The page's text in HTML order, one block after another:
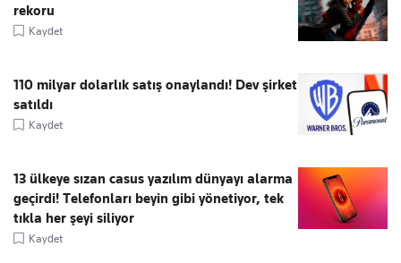
rekoru
Kaydet
110 milyar dolarlık satış onaylandı! Dev şirket
satıldı
Kaydet
13 ülkeye sızan casus yazılım dünyayı alarma
geçirdi! Telefonları beyin gibi yönetiyor, tek
tıkla her şeyi siliyor
Kaydet